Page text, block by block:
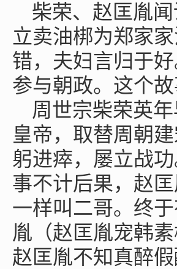
柴荣、赵匡胤
立卖油梆为郑家
错，夫妇言归于
参与朝政。这个
周世宗柴荣英
皇帝，取替周朝
躬进瘁，屡立战
事不计后果，赵
一样叫二哥。终
胤（赵匡胤宠韩
赵匡胤不知真醉